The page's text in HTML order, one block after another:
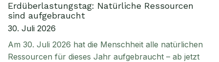
Erdüberlastungstag: Natürliche Ressourcen
sind aufgebraucht
30. Juli 2026
Am 30. Juli 2026 hat die Menschheit alle natürlichen
Ressourcen für dieses Jahr aufgebraucht – ab jetzt